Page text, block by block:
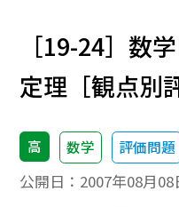
［19-24］数
定理［観点別
高 数学 評価問題
公開日： 2007年08月08